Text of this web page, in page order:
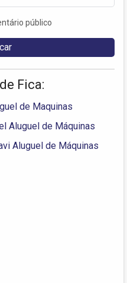
público
Fica:
de Maquinas
Aluguel de Máquinas
Aluguel de Máquinas